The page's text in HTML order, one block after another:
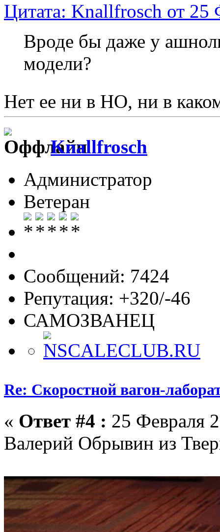
Цитата: Knallfrosch от 25
Вроде бы даже у
модели?
Нет ее ни в НО, ни в
Knallfrosch
Администратор
Ветеран
Сообщений: 7424
Репутация: +320/-46
САМОЗВАНЕЦ
Re: Скоростной вагон-
« Ответ #4 : 25 Февраля
Валерий Обрывин из